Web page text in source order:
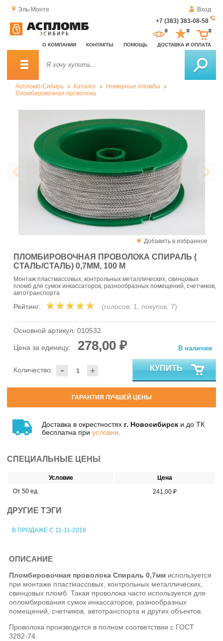
Эль-Монте
Вход
+7 (383) 383-08-58
О КОМПАНИИ КОНТАКТЫ ПОМОЩЬ ДОСТАВКА И ОПЛАТА
0 0 0
Аспломб-Сибирь Каталог
Номерные пломбы
Пломбировочная проволока
Добавить в избранное
ПЛОМБИРОВОЧНАЯ ПРОВОЛОКА СПИРАЛЬ (
СТАЛЬ/СТАЛЬ) 0,7ММ, 100 М
Монтаж пластмассовых, контрольных металлических, свинцовых
пломб для сумок инкассаторов, разнообразных помещений, счетчиков,
автотранспорта
Рейтинг: (голосов: 1, покупок: 7)
Основной артикул: 010532
Цена за единицу: 278,00 ₽
- +
Количество:
В наличии
КУПИТЬ
ГАРАНТИЯ ЛУЧШЕЙ ЦЕНЫ
Доставка в окрестностях г. Новосибирск и до ТК
бесплатна при условии
СПЕЦИАЛЬНЫЕ ЦЕНЫ
Условие
Цена
От 50 ед.
241,00 ₽
ДРУГИЕ ТЭГИ
В ПРОДАЖЕ С 11-11-2016
ОПИСАНИЕ
Пломбировочная проволока Спираль 0,7мм используется
при монтаже пластмассовых, контрольных металлических,
свинцовых пломб. Такая проволока часто используется для
опломбирования сумок инкассаторов, разнообразных
помещений, счетчиков, автотранспорта и других объектов.
Проволока производится в полном соответствии с ГОСТ
3282-74.